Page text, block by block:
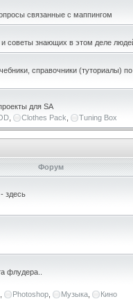
связанные с маппингом
советы знающих в этом деле
справочники (туториалы)
для SA
Clothes Pack Tuning Box
Форум
здесь
флудера..
Photoshop Музыка Кино